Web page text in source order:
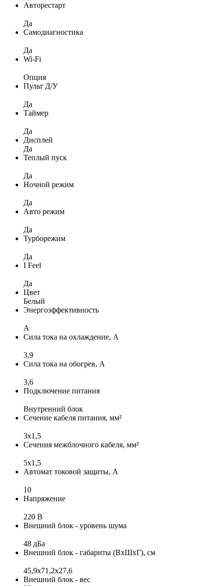
Авторестарт
Да
Самодиагностика
Да
Wi-Fi
Опция
Пульт Д/У
Да
Таймер
Да
Дисплей
Да
Теплый пуск
Да
Ночной режим
Да
Авто режим
Да
Турборежим
Да
I Feel
Да
Цвет
Белый
Энергоэффективность
A
Сила тока на охлаждение, А
3,9
Сила тока на обогрев, А
3,6
Подключение питания
Внутренний блок
Сечение кабеля питания, мм²
3x1,5
Сечения межблочного кабеля, мм²
5x1,5
Автомат токовой защиты, А
10
Напряжение
220 В
Внешний блок - уровень шума
48 дБа
Внешний блок - габариты (ВхШхГ), см
45,9x71,2х27,6
Внешний блок - вес